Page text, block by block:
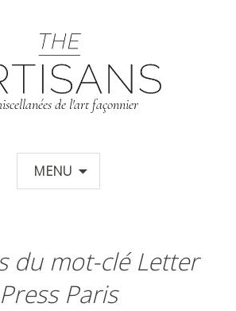
de l'art façonnier
MENU
du mot-clé Letter
Press Paris